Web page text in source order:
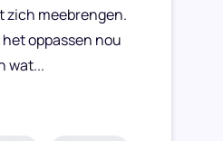
zich meebrengen.
oppassen nou
wat...